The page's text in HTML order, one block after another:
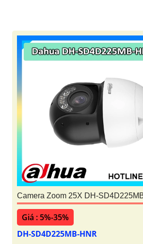
Camera Zoom 25X DH-
Giá : 5%-35%
DH-SD4D225MB-HNR